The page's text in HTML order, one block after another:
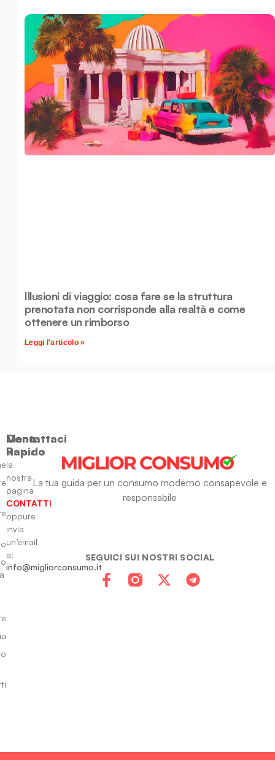
Illusioni di viaggio: cosa fare se la struttura
prenotata non corrisponde alla realtà e come
ottenere un rimborso
Leggi l'articolo »
La tua guida per un consumo moderno consapevole e
responsabile
SEGUICI SUI NOSTRI SOCIAL
Menu
Rapido
Contattaci
Visitando
la
nostra
pagina
CONTATTI
oppure
invia
un’email
a:
info@migliorconsumo.it